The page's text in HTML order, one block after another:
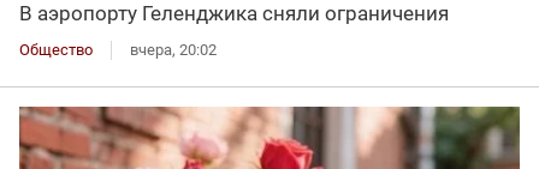
В аэропорту Геленджика сняли ограничения
Общество вчера, 20:02